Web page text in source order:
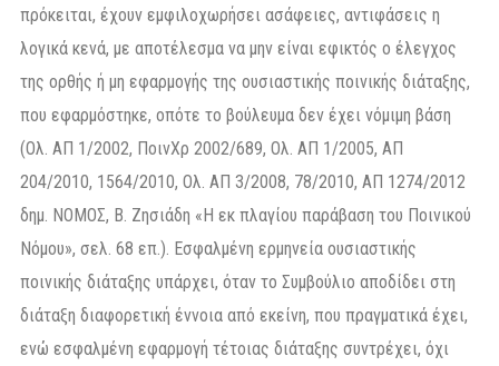
πρόκειται, έχουν εμφιλοχωρήσει ασάφειες, αντιφάσεις η
λογικά κενά, με αποτέλεσμα να μην είναι εφικτός ο έλεγχος
της ορθής ή μη εφαρμογής της ουσιαστικής ποινικής διάταξης,
που εφαρμόστηκε, οπότε το βούλευμα δεν έχει νόμιμη βάση
(Ολ. ΑΠ 1/2002, ΠοινΧρ 2002/689, Ολ. ΑΠ 1/2005, ΑΠ
204/2010, 1564/2010, Ολ. ΑΠ 3/2008, 78/2010, ΑΠ 1274/2012
δημ. ΝΟΜΟΣ, Β. Ζησιάδη «Η εκ πλαγίου παράβαση του Ποινικού
Νόμου», σελ. 68 επ.). Εσφαλμένη ερμηνεία ουσιαστικής
ποινικής διάταξης υπάρχει, όταν το Συμβούλιο αποδίδει στη
διάταξη διαφορετική έννοια από εκείνη, που πραγματικά έχει,
ενώ εσφαλμένη εφαρμογή τέτοιας διάταξης συντρέχει, όχι